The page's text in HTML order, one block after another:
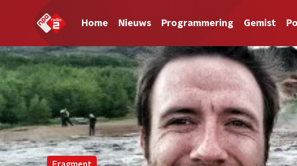
Home Nieuws Programmering Gemist